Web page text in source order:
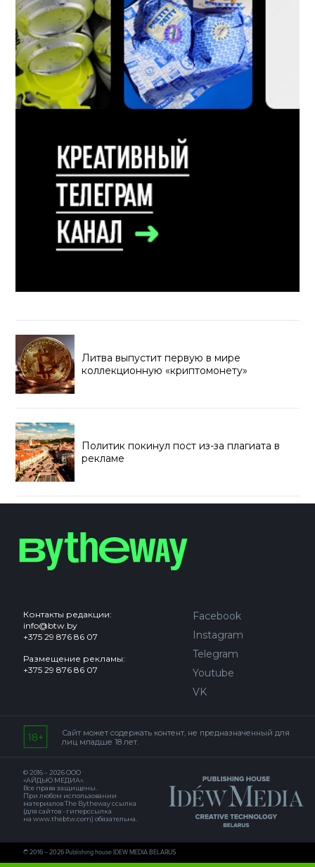
Литва выпустит первую в мире
коллекционную «криптомонету»
Политик покинул пост из-за плагиата в
рекламе
Контакты редакции:
info@btw.by
+375 29 876 86 07
Размещение рекламы:
+375 29 876 86 07
Facebook
Instagram
Telegram
Youtube
VK
Сайт может содержать контент, не предназначенный для
лиц младше 18 лет.
© 2016 – 2026 ООО
«АЙДЬЮ МЕДИА».
Все права защищены.
При любом использовании
материалов The Bytheway ссылка
(для сайтов - гиперссылка
на www.thebtw.com) обязательна.
© 2016 – 2026 Publishing house IDEW MEDIA BELARUS